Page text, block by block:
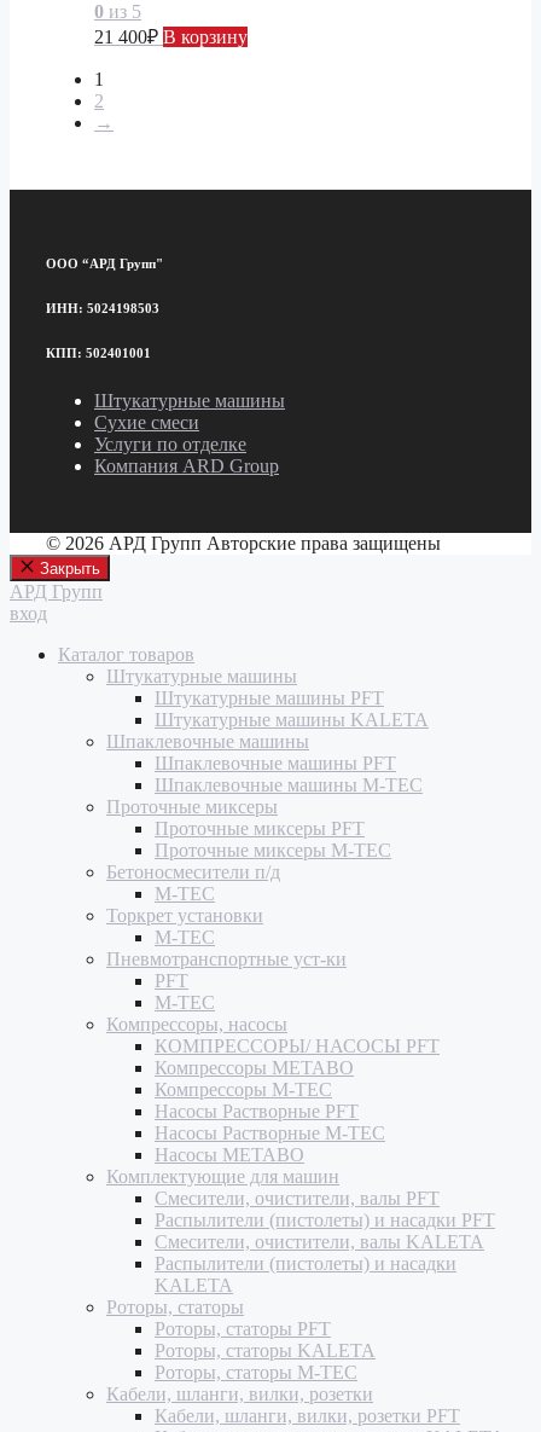
0 из 5
21 400₽ В корзину
1
2
→
ООО “АРД Групп"
ИНН: 5024198503
КПП: 502401001
Штукатурные машины
Сухие смеси
Услуги по отделке
Компания ARD Group
© 2026 АРД Групп Авторские права защищены
Закрыть
АРД Групп
вход
Каталог товаров
Штукатурные машины
Штукатурные машины PFT
Штукатурные машины KALETA
Шпаклевочные машины
Шпаклевочные машины PFT
Шпаклевочные машины M-TEC
Проточные миксеры
Проточные миксеры PFT
Проточные миксеры M-TEC
Бетоносмесители п/д
M-TEC
Торкрет установки
M-TEC
Пневмотранспортные уст-ки
PFT
M-TEC
Компрессоры, насосы
КОМПРЕССОРЫ/ НАСОСЫ PFT
Компрессоры METABO
Компрессоры M-TEC
Насосы Растворные PFT
Насосы Растворные M-TEC
Насосы METABO
Комплектующие для машин
Смесители, очистители, валы PFT
Распылители (пистолеты) и насадки PFT
Смесители, очистители, валы KALETA
Распылители (пистолеты) и насадки
KALETA
Роторы, статоры
Роторы, статоры PFT
Роторы, статоры KALETA
Роторы, статоры M-TEC
Кабели, шланги, вилки, розетки
Кабели, шланги, вилки, розетки PFT